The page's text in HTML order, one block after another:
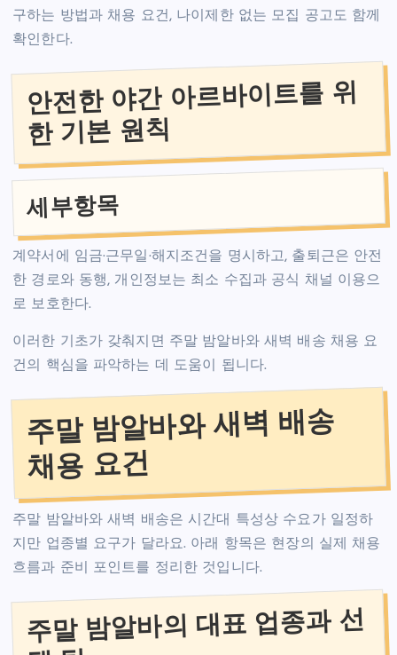
구하는 방법과 채용 요건, 나이제한 없는 모집 공고도 함께
확인한다.
안전한 야간 아르바이트를 위
한 기본 원칙
세부항목
계약서에 임금·근무일·해지조건을 명시하고, 출퇴근은 안전
한 경로와 동행, 개인정보는 최소 수집과 공식 채널 이용으
로 보호한다.
이러한 기초가 갖춰지면 주말 밤알바와 새벽 배송 채용 요
건의 핵심을 파악하는 데 도움이 됩니다.
주말 밤알바와 새벽 배송
채용 요건
주말 밤알바와 새벽 배송은 시간대 특성상 수요가 일정하
지만 업종별 요구가 달라요. 아래 항목은 현장의 실제 채용
흐름과 준비 포인트를 정리한 것입니다.
주말 밤알바의 대표 업종과 선